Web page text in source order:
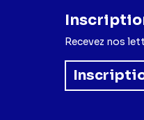
Recevez nos